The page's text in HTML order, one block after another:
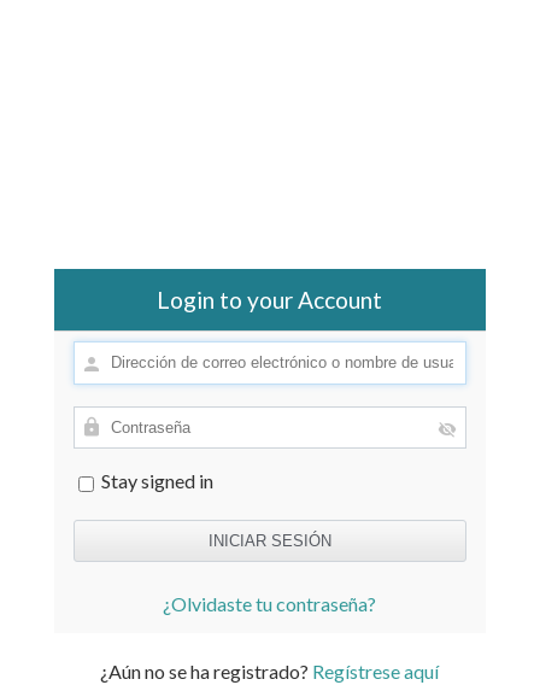
Login to your Account
Stay signed in
¿Olvidaste tu contraseña?
¿Aún no se ha registrado? Regístrese aquí